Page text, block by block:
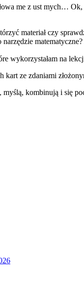
me z ust mych…
materiał czy
wykorzystałam na
kart ze zdaniami
kombinują i się